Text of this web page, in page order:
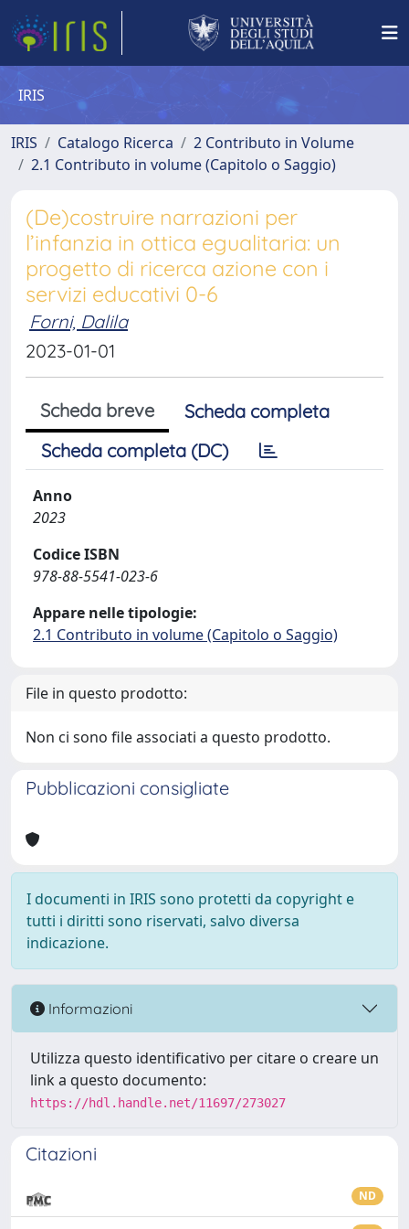
IRIS
IRIS Catalogo Ricerca
2 Contributo in Volume
2.1 Contributo in volume (Capitolo o Saggio)
(De)costruire narrazioni per
l’infanzia in ottica egualitaria: un
progetto di ricerca azione con i
servizi educativi 0-6
Forni, Dalila
2023-01-01
Scheda breve
Scheda completa
Scheda completa (DC)
Anno
2023
Codice ISBN
978-88-5541-023-6
Appare nelle tipologie:
2.1 Contributo in volume (Capitolo o Saggio)
File in questo prodotto:
Non ci sono file associati a questo prodotto.
Pubblicazioni consigliate
I documenti in IRIS sono protetti da copyright e
tutti i diritti sono riservati, salvo diversa
indicazione.
Informazioni
Utilizza questo identificativo per citare o creare un
link a questo documento:
https://hdl.handle.net/11697/273027
Citazioni
ND